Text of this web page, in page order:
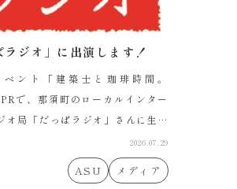
ラジオ」に出演します！
ント「建築士と珈琲時間。
で、那須町のローカルインター
オ局「だっぱラジオ」さんに生出
2026.07.29
ASU メディア